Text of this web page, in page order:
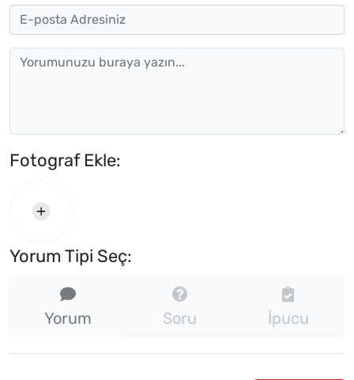
Fotograf Ekle:
Yorum Tipi Seç:
Yorum Soru İpucu